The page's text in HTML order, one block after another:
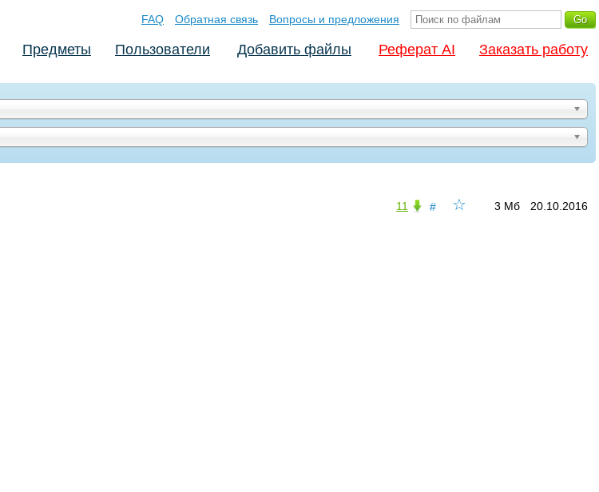
FAQ Обратная связь Вопросы и предложения
Предметы Пользователи Добавить файлы Реферат AI Заказать работу
☆
# 20.10.2016
3 Мб
11